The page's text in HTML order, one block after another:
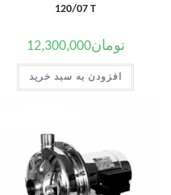
120/07 T
تومان12,300,000
افزودن به سبد خرید